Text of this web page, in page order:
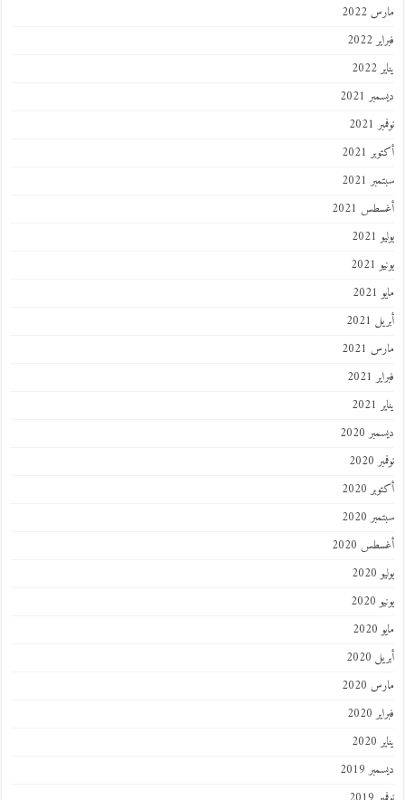
مارس 2022
فبراير 2022
يناير 2022
ديسمبر 2021
نوفمبر 2021
أكتوبر 2021
سبتمبر 2021
أغسطس 2021
يوليو 2021
يونيو 2021
مايو 2021
أبريل 2021
مارس 2021
فبراير 2021
يناير 2021
ديسمبر 2020
نوفمبر 2020
أكتوبر 2020
سبتمبر 2020
أغسطس 2020
يوليو 2020
يونيو 2020
مايو 2020
أبريل 2020
مارس 2020
فبراير 2020
يناير 2020
ديسمبر 2019